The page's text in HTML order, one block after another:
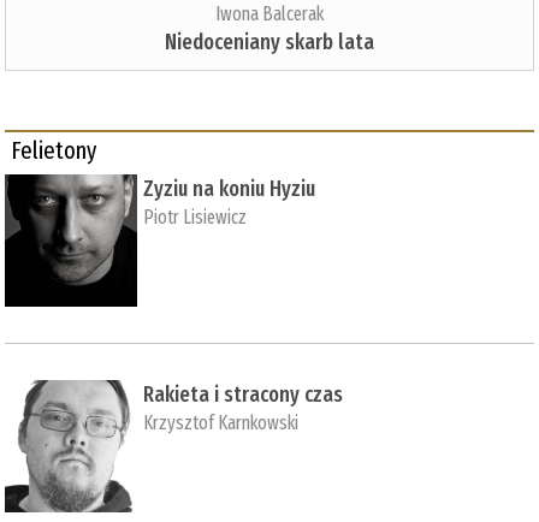
Iwona Balcerak
Niedoceniany skarb lata
Felietony
Zyziu na koniu Hyziu
Piotr Lisiewicz
Rakieta i stracony czas
Krzysztof Karnkowski